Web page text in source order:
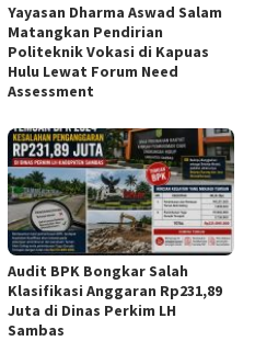
Yayasan Dharma Aswad Salam
Matangkan Pendirian
Politeknik Vokasi di Kapuas
Hulu Lewat Forum Need
Assessment
Audit BPK Bongkar Salah
Klasifikasi Anggaran Rp231,89
Juta di Dinas Perkim LH
Sambas